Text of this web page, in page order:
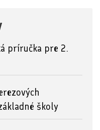
príručka pre 2.
školy